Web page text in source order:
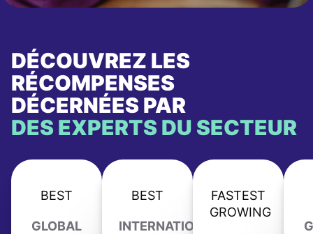
DÉCOUVREZ LES
RÉCOMPENSES
DÉCERNÉES PAR
DES EXPERTS DU SECTEUR
BEST
GLOBAL
BEST
INTERNATIONAL
FASTEST
GROWING